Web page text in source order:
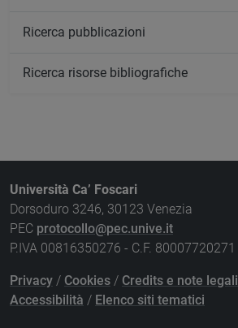
Ricerca pubblicazioni
Ricerca risorse bibliografiche
Università Ca’ Foscari
Dorsoduro 3246, 30123 Venezia
PEC protocollo@pec.unive.it
P.IVA 00816350276 - C.F. 80007720271
Privacy / Cookies / Credits e note legali
Accessibilità / Elenco siti tematici